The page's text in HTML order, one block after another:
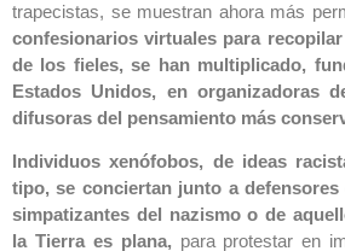
trapecistas, se muestran ahora más
confesionarios virtuales para
de los fieles, se han multiplicado,
Estados Unidos, en organizadoras
difusoras del pensamiento más
Individuos xenófobos, de ideas
tipo, se conciertan junto a defensores
simpatizantes del nazismo o de
la Tierra es plana, para protestar en